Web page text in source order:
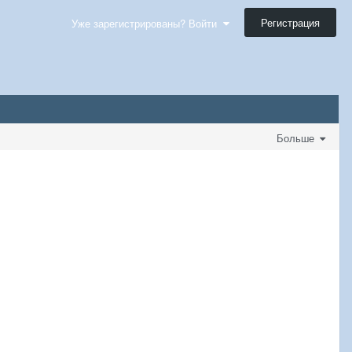
Уже зарегистрированы? Войти Регистрация
Больше